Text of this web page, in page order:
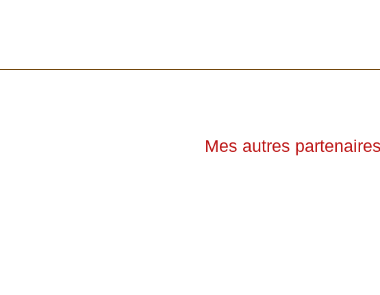
Mes autres partenaires